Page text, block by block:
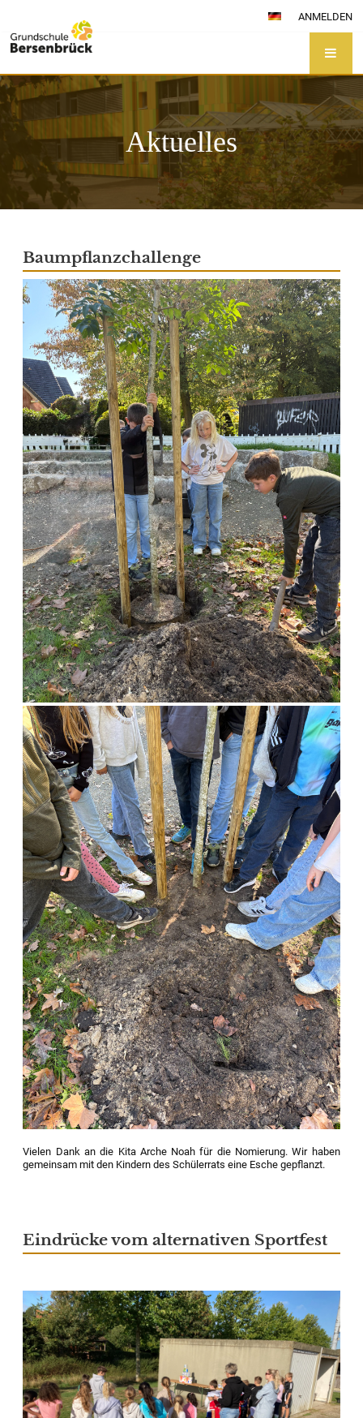
ANMELDEN
Aktuelles
Baumpflanzchallenge
Vielen Dank an die Kita Arche Noah für die Nomierung. Wir haben
gemeinsam mit den Kindern des Schülerrats eine Esche gepflanzt.
Eindrücke vom alternativen Sportfest